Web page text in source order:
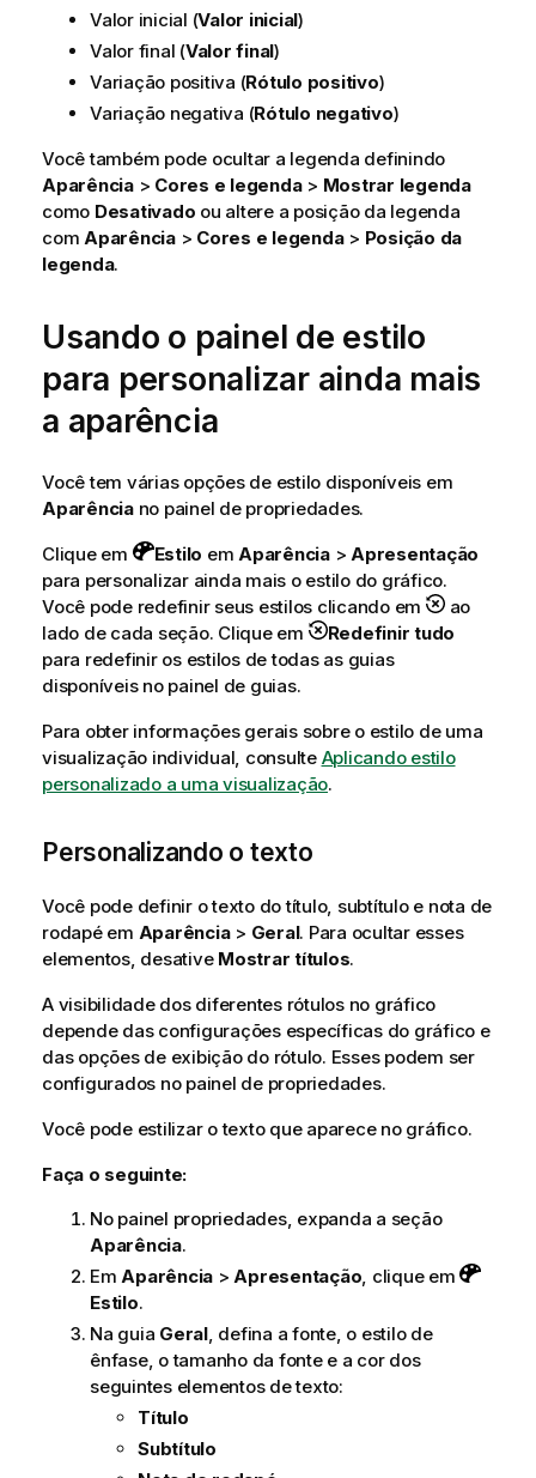
Valor inicial (Valor inicial)
Valor final (Valor final)
Variação positiva (Rótulo positivo)
Variação negativa (Rótulo negativo)
Você também pode ocultar a legenda definindo
Aparência> Cores e legenda> Mostrar legenda
como Desativado ou altere a posição da legenda
com Aparência> Cores e legenda> Posição da
legenda.
Usando o painel de estilo
para personalizar ainda mais
a aparência
Você tem várias opções de estilo disponíveis em
Aparênciano painel de propriedades.
Clique em
Estilo em Aparência> Apresentação
para personalizar ainda mais o estilo do gráfico.
Você pode redefinir seus estilos clicando em
ao
lado de cada seção. Clique em
Redefinir tudo
para redefinir os estilos de todas as guias
disponíveis no painel de guias.
Para obter informações gerais sobre o estilo de uma
visualização individual, consulte Aplicando estilo
personalizado a uma visualização.
Personalizando o texto
Você pode definir o texto do título, subtítulo e nota de
rodapé em Aparência> Geral. Para ocultar esses
elementos, desative Mostrar títulos.
A visibilidade dos diferentes rótulos no gráfico
depende das configurações específicas do gráfico e
das opções de exibição do rótulo. Esses podem ser
configurados no painel de propriedades.
Você pode estilizar o texto que aparece no gráfico.
Faça o seguinte:
No painel propriedades, expanda a seção
Aparência.
Em Aparência > Apresentação , clique em
Estilo.
Na guia Geral, defina a fonte, o estilo de
ênfase, o tamanho da fonte e a cor dos
seguintes elementos de texto:
Título
Subtítulo